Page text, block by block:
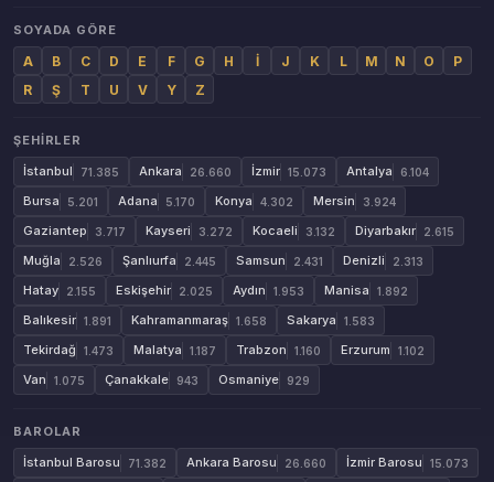
SOYADA GÖRE
A B C D E F G H İ J K L M N O
P
R
Ş T U V Y Z
ŞEHIRLER
İstanbul
71.385 Ankara 26.660 İzmir 15.073 Antalya 6.104
Bursa 5.201 Adana 5.170 Konya 4.302 Mersin 3.924
Gaziantep 3.717 Kayseri 3.272 Kocaeli 3.132 Diyarbakır 2.615
Muğla 2.526 Şanlıurfa 2.445 Samsun 2.431 Denizli 2.313
Hatay 2.155 Eskişehir 2.025 Aydın 1.953 Manisa 1.892
Balıkesir 1.891 Kahramanmaraş 1.658 Sakarya 1.583
Tekirdağ 1.473 Malatya 1.187 Trabzon 1.160 Erzurum 1.102
Van 1.075 Çanakkale 943 Osmaniye 929
BAROLAR
İstanbul Barosu
71.382 Ankara Barosu 26.660 İzmir Barosu 15.073